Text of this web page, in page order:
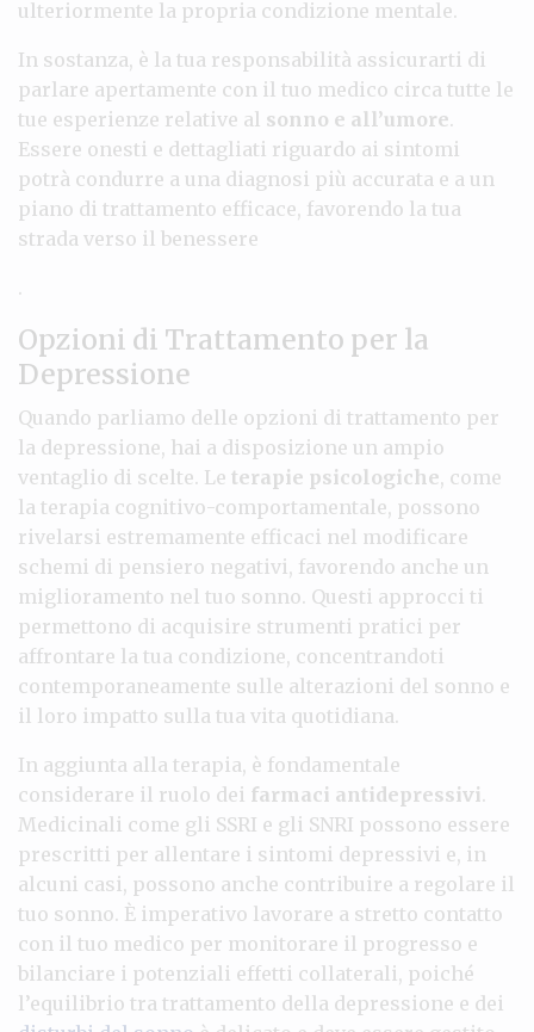
ulteriormente la propria condizione mentale.
In sostanza, è la tua responsabilità assicurarti di
parlare apertamente con il tuo medico circa tutte le
tue esperienze relative al sonno e all’umore.
Essere onesti e dettagliati riguardo ai sintomi
potrà condurre a una diagnosi più accurata e a un
piano di trattamento efficace, favorendo la tua
strada verso il benessere
.
Opzioni di Trattamento per la
Depressione
Quando parliamo delle opzioni di trattamento per
la depressione, hai a disposizione un ampio
ventaglio di scelte. Le terapie psicologiche, come
la terapia cognitivo-comportamentale, possono
rivelarsi estremamente efficaci nel modificare
schemi di pensiero negativi, favorendo anche un
miglioramento nel tuo sonno. Questi approcci ti
permettono di acquisire strumenti pratici per
affrontare la tua condizione, concentrandoti
contemporaneamente sulle alterazioni del sonno e
il loro impatto sulla tua vita quotidiana.
In aggiunta alla terapia, è fondamentale
considerare il ruolo dei farmaci antidepressivi.
Medicinali come gli SSRI e gli SNRI possono essere
prescritti per allentare i sintomi depressivi e, in
alcuni casi, possono anche contribuire a regolare il
tuo sonno. È imperativo lavorare a stretto contatto
con il tuo medico per monitorare il progresso e
bilanciare i potenziali effetti collaterali, poiché
l’equilibrio tra trattamento della depressione e dei